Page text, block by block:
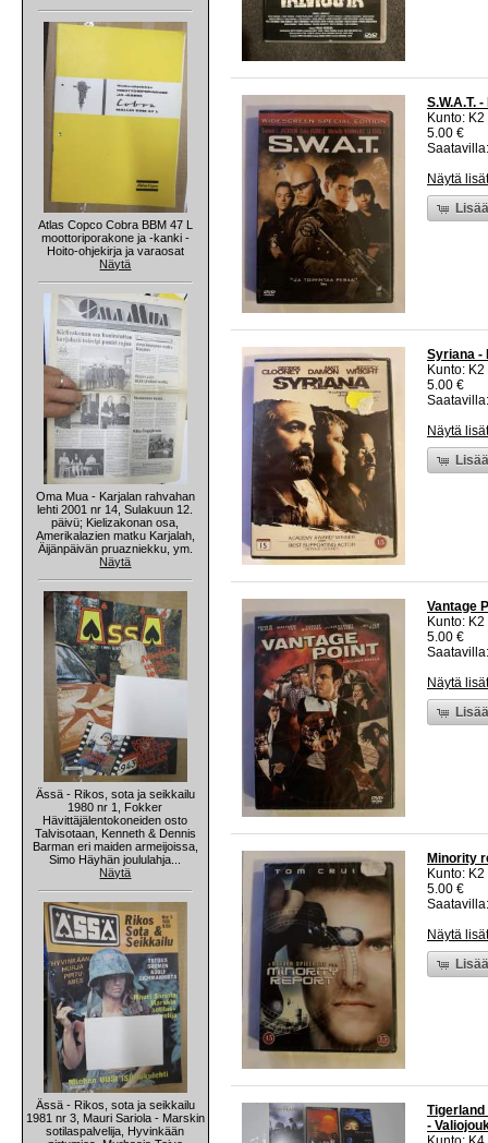
Atlas Copco Cobra BBM 47 L
moottoriporakone ja -kanki -
Hoito-ohjekirja ja varaosat
Näytä
Oma Mua - Karjalan rahvahan
lehti 2001 nr 14, Sulakuun 12.
päivü; Kielizakonan osa,
Amerikalazien matku Karjalah,
Äijänpäivän pruazniekku, ym.
Näytä
Ässä - Rikos, sota ja seikkailu
1980 nr 1, Fokker
Hävittäjälentokoneiden osto
Talvisotaan, Kenneth & Dennis
Barman eri maiden armeijoissa,
Simo Häyhän joululahja...
Näytä
Ässä - Rikos, sota ja seikkailu
1981 nr 3, Mauri Sariola - Marskin
sotilaspalvelija, Hyvinkään
S.W.A.T. -
Kunto:
5.00 €
Näytä
Syriana -
Kunto:
5.00 €
Näytä
Vantage
Kunto:
5.00 €
Näytä
Minority
Kunto:
5.00 €
Näytä
-